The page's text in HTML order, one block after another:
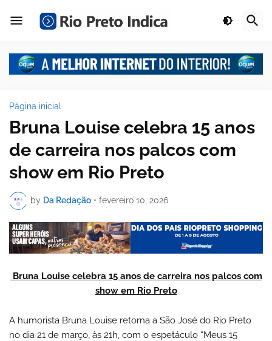
Página inicial
Bruna Louise celebra 15 anos
de carreira nos palcos com
show em Rio Preto
by Da Redação • fevereiro 10, 2026
Bruna Louise celebra 15 anos de carreira nos palcos com
show em Rio Preto
A humorista Bruna Louise retorna a São José do Rio Preto
no dia 21 de março, às 21h, com o espetáculo “Meus 15